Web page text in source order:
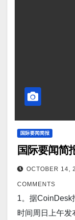
普宣布与阿斯
并加入
War Watch 报
库并损坏发电
——印度政府周
通胀率降至
Screenshot 10
国际要闻简报
国际要闻简
OCTOBER 14,
COMMENTS
1。据CoinDesk
时间周日上午发